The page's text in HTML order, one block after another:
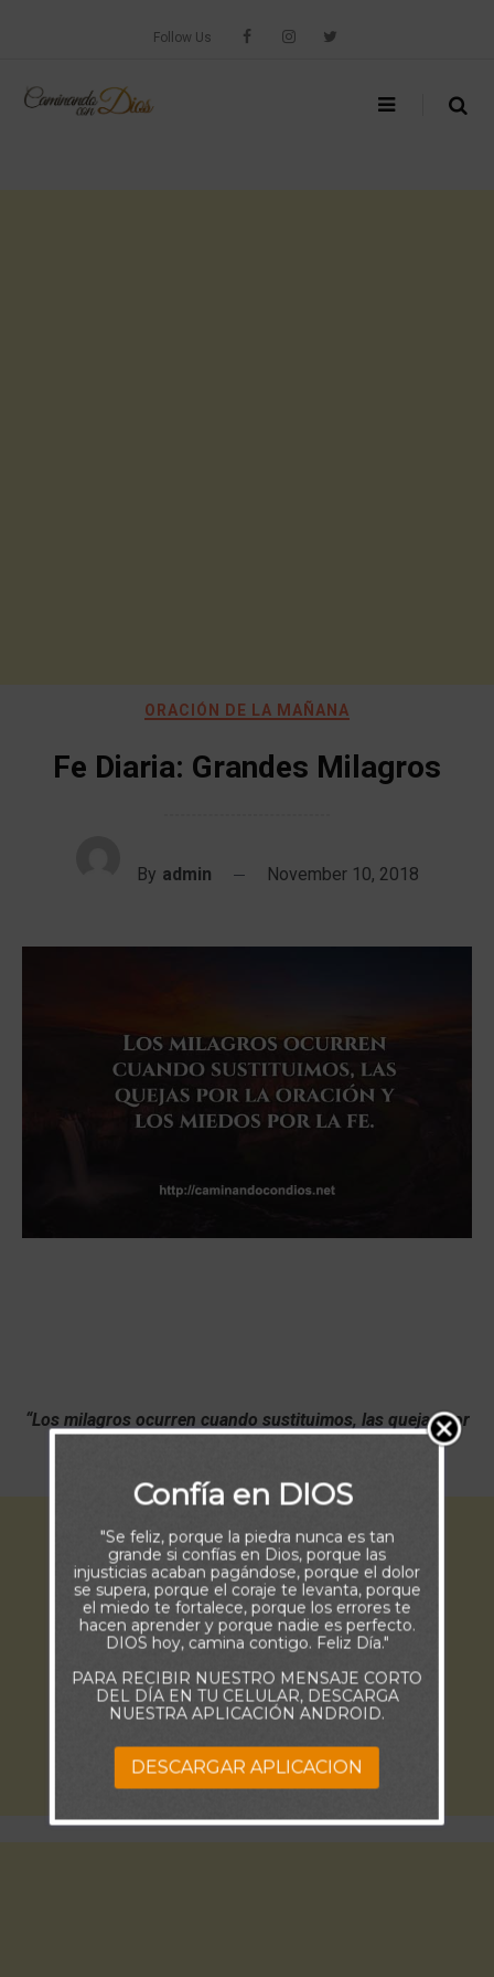
Follow Us
ORACIÓN DE LA MAÑANA
Fe Diaria: Grandes Milagros
By admin November 10, 2018
“Los milagros ocurren cuando sustituimos, las quejas por
Confía en DIOS
"Se feliz, porque la piedra nunca es tan
grande si confías en Dios, porque las
injusticias acaban pagándose, porque el dolor
se supera, porque el coraje te levanta, porque
el miedo te fortalece, porque los errores te
hacen aprender y porque nadie es perfecto.
DIOS hoy, camina contigo. Feliz Día."
PARA RECIBIR NUESTRO MENSAJE CORTO
DEL DÍA EN TU CELULAR, DESCARGA
NUESTRA APLICACIÓN ANDROID.
DESCARGAR APLICACION